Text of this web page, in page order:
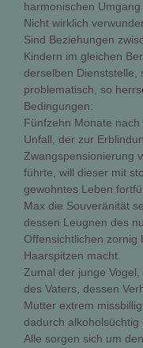
harmonischen
Nicht wirklich
Sind Beziehungen
Kindern im gleichen
derselben Dienststelle,
problematisch, so
Bedingungen:
Fünfzehn Monate
Unfall, der zur
Zwangspensionierung
führte, will dieser mit
gewohntes Leben
Max die Souveränität
dessen Leugnen des
Offensichtlichen zornig
Haarspitzen macht.
Zumal der junge
des Vaters, dessen
Mutter extrem
dadurch alkoholsüchtig
Alle sorgen sich um